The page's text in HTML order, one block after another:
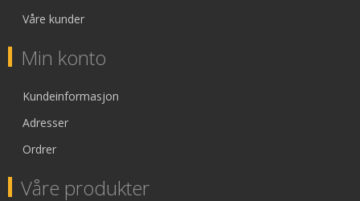
Våre kunder
Min konto
Kundeinformasjon
Adresser
Ordrer
Våre produkter